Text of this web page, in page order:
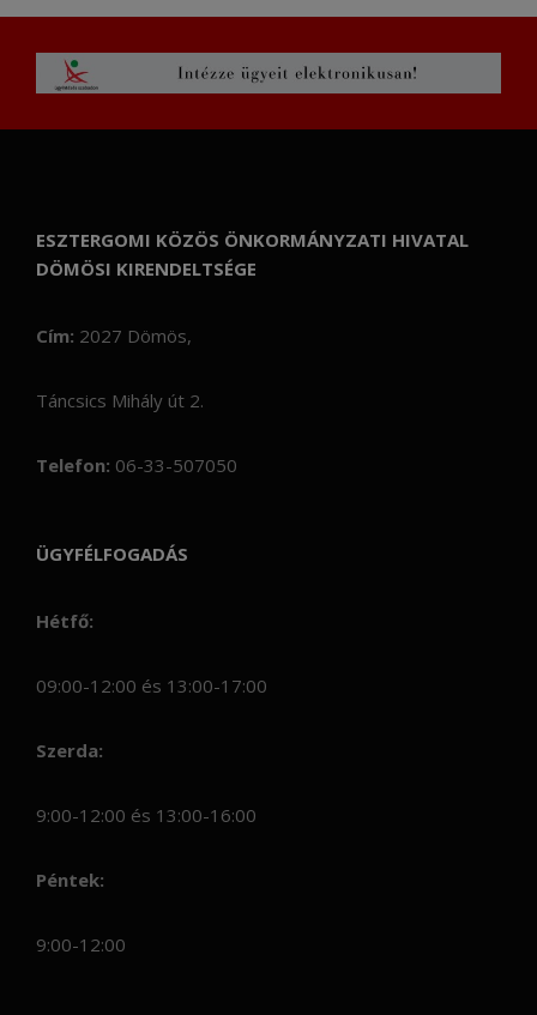
ESZTERGOMI KÖZÖS ÖNKORMÁNYZATI HIVATAL
DÖMÖSI KIRENDELTSÉGE
Cím: 2027 Dömös,
Táncsics Mihály út 2.
Telefon: 06-33-507050
ÜGYFÉLFOGADÁS
Hétfő:
09:00-12:00 és 13:00-17:00
Szerda:
9:00-12:00 és 13:00-16:00
Péntek:
9:00-12:00